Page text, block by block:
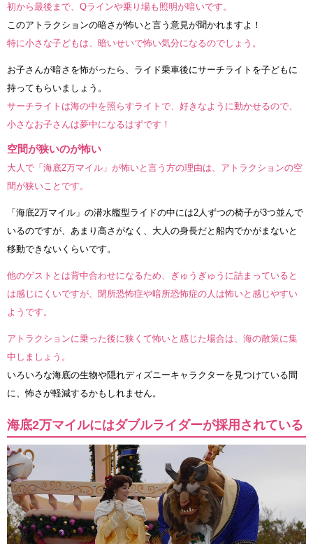
初から最後まで、Qラインや乗り場も照明が暗いです。
このアトラクションの暗さが怖いと言う意見が聞かれますよ！
特に小さな子どもは、暗いせいで怖い気分になるのでしょう。
お子さんが暗さを怖がったら、ライド乗車後にサーチライトを子どもに
持ってもらいましょう。
サーチライトは海の中を照らすライトで、好きなように動かせるので、
小さなお子さんは夢中になるはずです！
空間が狭いのが怖い
大人で「海底2万マイル」が怖いと言う方の理由は、アトラクションの空
間が狭いことです。
「海底2万マイル」の潜水艦型ライドの中には2人ずつの椅子が3つ並んで
いるのですが、あまり高さがなく、大人の身長だと船内でかがまないと
移動できないくらいです。
他のゲストとは背中合わせになるため、ぎゅうぎゅうに詰まっていると
は感じにくいですが、閉所恐怖症や暗所恐怖症の人は怖いと感じやすい
ようです。
アトラクションに乗った後に狭くて怖いと感じた場合は、海の散策に集
中しましょう。
いろいろな海底の生物や隠れディズニーキャラクターを見つけている間
に、怖さが軽減するかもしれません。
海底2万マイルにはダブルライダーが採用されている